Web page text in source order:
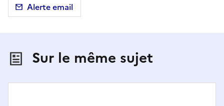
Alerte email
Sur le même sujet